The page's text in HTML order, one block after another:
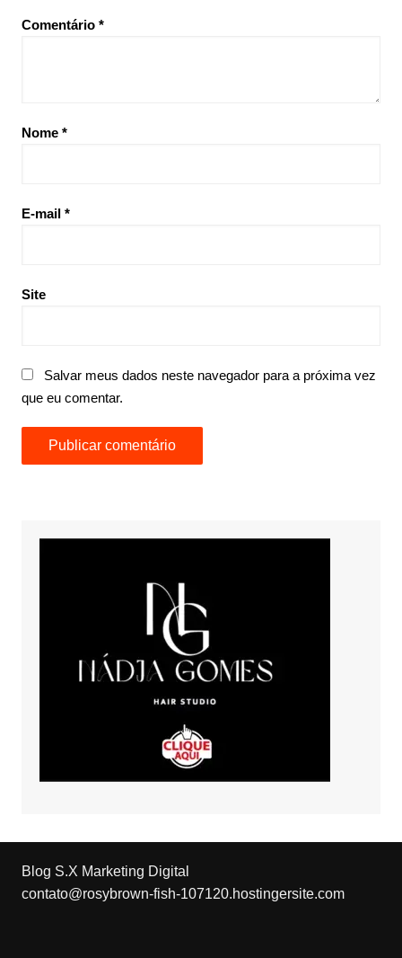
Comentário *
Nome *
E-mail *
Site
Salvar meus dados neste navegador para a próxima vez
que eu comentar.
Blog S.X Marketing Digital
contato@rosybrown-fish-107120.hostingersite.com